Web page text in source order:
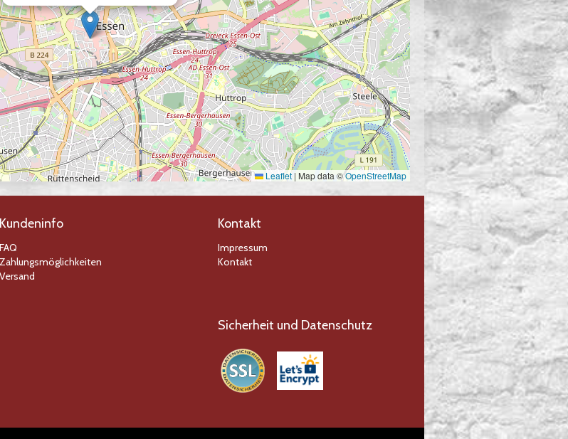
Leaflet | Map data ©OpenStreetMap
Kundeninfo
FAQ
Zahlungsmöglichkeiten
Versand
Kontakt
Impressum
Kontakt
Sicherheit und Datenschutz